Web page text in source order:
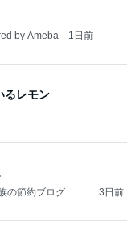
by Ameba 1日前
るレモン
の節約ブログ 〜
3日前